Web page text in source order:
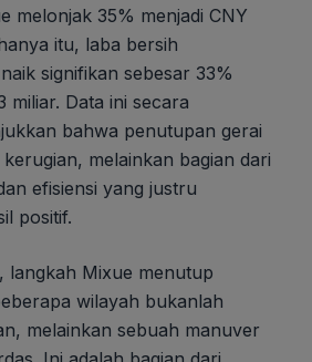
melonjak 35% menjadi CNY
itu, laba bersih
signifikan sebesar 33%
miliar. Data ini secara
bahwa penutupan gerai
melainkan bagian dari
efisiensi yang justru
positif.
langkah Mixue menutup
wilayah bukanlah
melainkan sebuah manuver